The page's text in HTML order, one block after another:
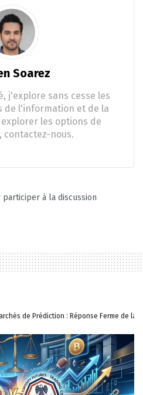
Soarez
j'explore sans cesse les
de l'information et de la
les options de
contactez-nous.
participer à la discussion
de Prédiction : Réponse Ferme de la